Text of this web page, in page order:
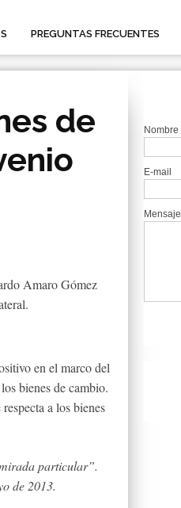
PREGUNTAS FRECUENTES
de
Amaro Gómez
en el marco del
bienes de cambio.
a los bienes
particular”.
de 2013.
Nombre
E-mail
Mensaje